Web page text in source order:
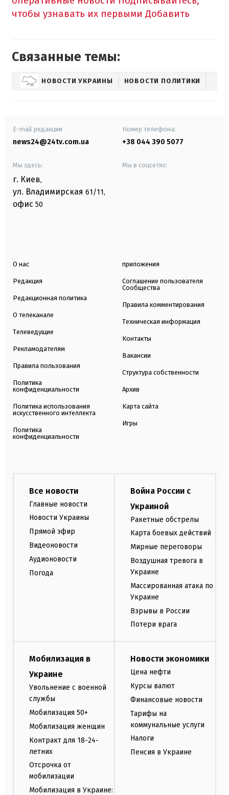
чтобы узнавать их первыми Добавить
Связанные темы:
НОВОСТИ УКРАИНЫ НОВОСТИ ПОЛИТИКИ
E-mail редакции
news24@24tv.com.ua
Номер телефона:
+38 044 390 5077
Мы здесь:
г. Киев,
ул. Владимирская 61/11,
офис 50
Мы в соцсетях:
О нас
Редакция
Редакционная политика
О телеканале
Телеведущие
Рекламодателям
Правила пользования
Политика
конфиденциальности
Политика использования
искусственного интеллекта
Политика
конфиденциальности
приложения
Соглашение пользователя
Сообщества
Правила комментирования
Техническая информация
Контакты
Вакансии
Структура собственности
Архив
Карта сайта
Игры
Все новости
Главные новости
Новости Украины
Прямой эфир
Видеоновости
Аудионовости
Погода
Война России с
Украиной
Ракетные обстрелы
Карта боевых действий
Мирные переговоры
Воздушная тревога в
Украине
Массированная атака по
Украине
Взрывы в России
Потери врага
Мобилизация в
Украине
Увольнение с военной
службы
Мобилизация 50+
Мобилизация женщин
Контракт для 18-24-
летних
Отсрочка от
мобилизации
Мобилизация в Украине:
Новости экономики
Цена нефти
Курсы валют
Финансовые новости
Тарифы на
коммунальные услуги
Налоги
Пенсия в Украине